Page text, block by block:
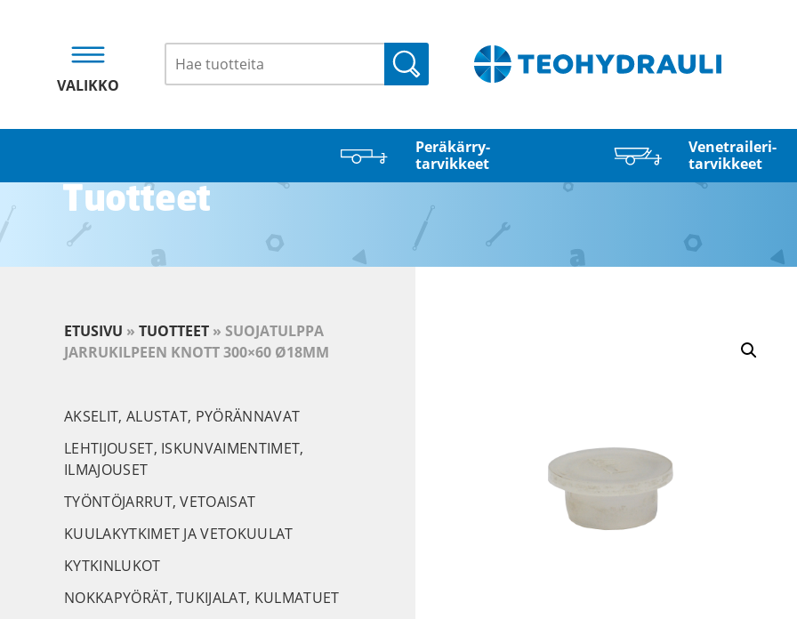
VALIKKO
Haku
Peräkärry­
tarvikkeet
Venetraileri­
tarvikkeet
Tuotteet
ETUSIVU » TUOTTEET » SUOJATULPPA
JARRUKILPEEN KNOTT 300×60 Ø18MM
AKSELIT, ALUSTAT, PYÖRÄNNAVAT
LEHTIJOUSET, ISKUNVAIMENTIMET,
ILMAJOUSET
TYÖNTÖJARRUT, VETOAISAT
KUULAKYTKIMET JA VETOKUULAT
KYTKINLUKOT
NOKKAPYÖRÄT, TUKIJALAT, KULMATUET